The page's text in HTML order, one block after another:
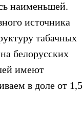
наименьшей.
источника
табачных
белорусских
имеют
в доле от 1,5